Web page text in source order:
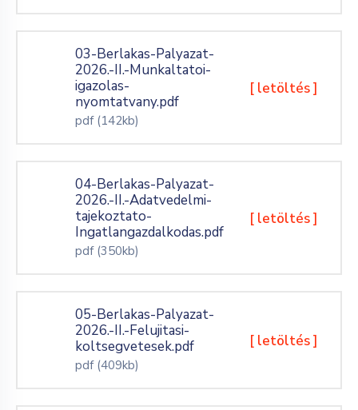
03-Berlakas-Palyazat-
2026.-II.-Munkaltatoi-
igazolas-
nyomtatvany.pdf
pdf (142kb)
[ letöltés ]
04-Berlakas-Palyazat-
2026.-II.-Adatvedelmi-
tajekoztato-
Ingatlangazdalkodas.pdf
pdf (350kb)
[ letöltés ]
05-Berlakas-Palyazat-
2026.-II.-Felujitasi-
koltsegvetesek.pdf
pdf (409kb)
[ letöltés ]